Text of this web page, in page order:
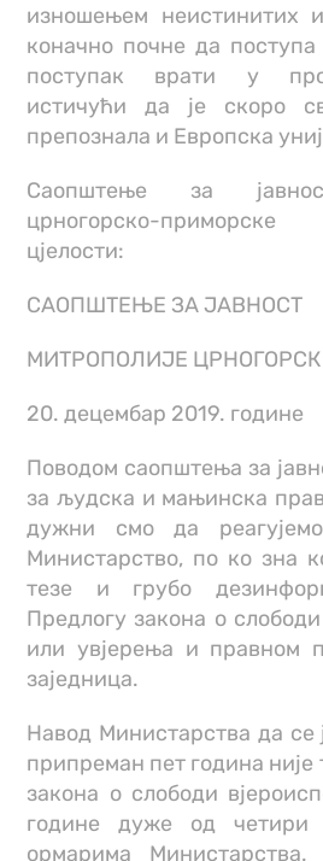
изношењем неистинитих
коначно почне да
поступак врати у
истичући да је скоро
препознала и Европска
Саопштење за
црногорско-
цјелости:
САОПШТЕЊЕ ЗА ЈАВНОСТ
МИТРОПОЛИЈЕ
20. децембар 2019. године
Поводом саопштења за
за људска и мањинска
дужни смо да
Министарство, по ко зна
тезе и грубо
Предлогу закона о слободи
или увјерења и правном
заједница.
Навод Министарства да се
припреман пет година није
закона о слободи
године дуже од четири
ормарима Министарства.